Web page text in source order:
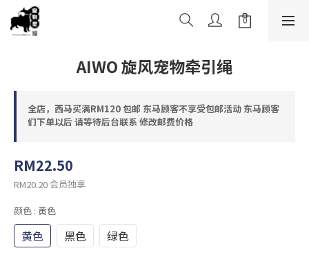
AIWO 旋风宠物牵引绳
全店，西马买满RM120 包邮 东马顾客不享受包邮活动 东马顾客
们下单以后 请等待后台联系 修改邮费价格
RM22.50
RM20.20 会员独享
颜色 : 黄色
黄色 黑色 绿色